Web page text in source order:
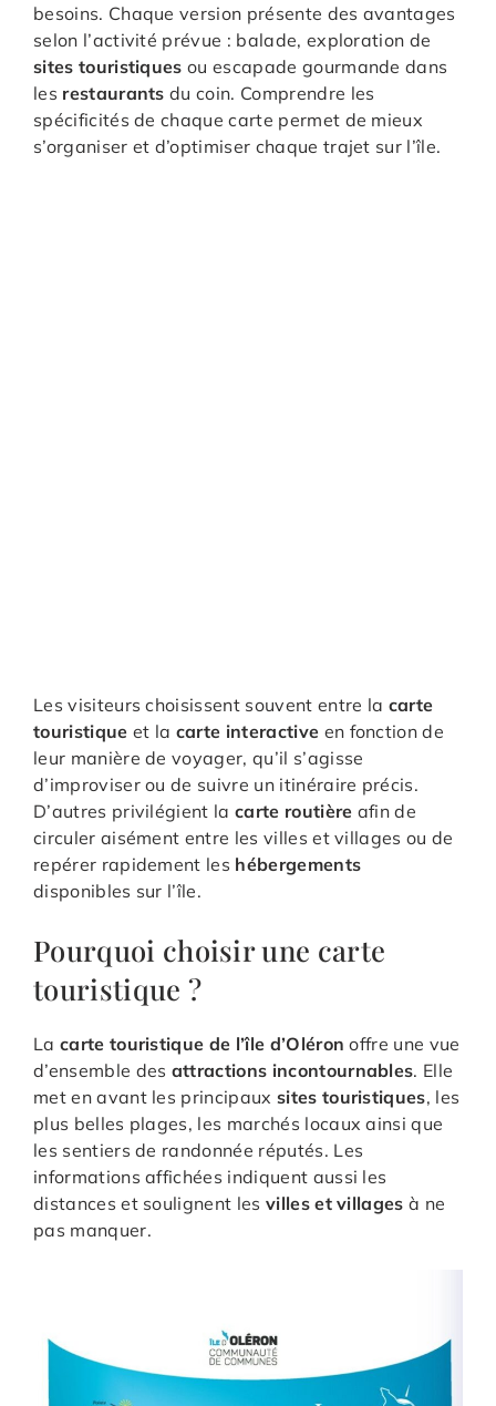
besoins. Chaque version présente des avantages
selon l’activité prévue : balade, exploration de
sites touristiques ou escapade gourmande dans
les restaurants du coin. Comprendre les
spécificités de chaque carte permet de mieux
s’organiser et d’optimiser chaque trajet sur l’île.
Les visiteurs choisissent souvent entre la carte
touristique et la carte interactive en fonction de
leur manière de voyager, qu’il s’agisse
d’improviser ou de suivre un itinéraire précis.
D’autres privilégient lacarte routière afin de
circuler aisément entre les villes et villages ou de
repérer rapidement les hébergements
disponibles sur l’île.
Pourquoi choisir une carte
touristique ?
La carte touristique de l’île d’Oléron offre une vue
d’ensemble des attractions incontournables. Elle
met en avant les principaux sites touristiques, les
plus belles plages, les marchés locaux ainsi que
les sentiers de randonnée réputés. Les
informations affichées indiquent aussi les
distances et soulignent les villes et villages à ne
pas manquer.